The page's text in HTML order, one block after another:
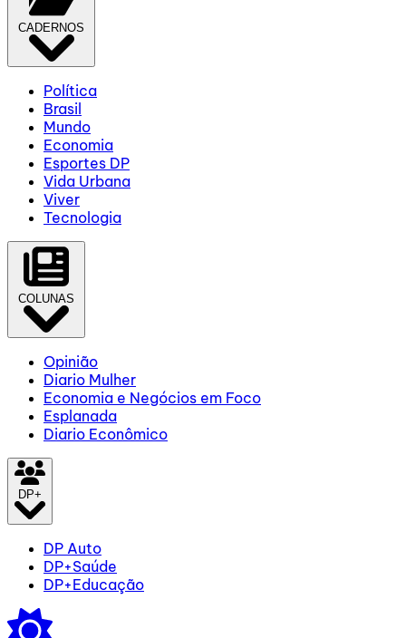
CADERNOS
Política
Brasil
Mundo
Economia
Esportes DP
Vida Urbana
Viver
Tecnologia
COLUNAS
Opinião
Diario Mulher
Economia e Negócios em Foco
Esplanada
Diario Econômico
DP+
DP Auto
DP+Saúde
DP+Educação